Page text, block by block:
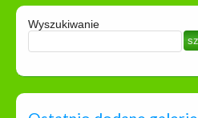
Wyszukiwanie